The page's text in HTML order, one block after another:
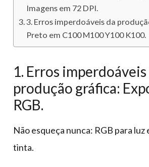
Imagens em 72 DPI.
3. Erros imperdoáveis da
Preto em C100 M100 Y100 K100.
1. Erros imperdoáveis
produção gráfica:
RGB.
Não esqueça nunca: RGB para luz
tinta.